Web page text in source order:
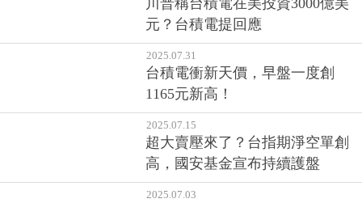
川普稱台積電在美投資3000億美
元？台積電提回應
2025.07.31
台積電衝新天價，早盤一度創
1165元新高！
2025.07.15
超大賣壓來了？台指期淨空單創
高，國安基金宣布持續護盤
2025.07.03